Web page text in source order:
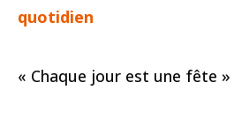
quotidien
« Chaque jour est une fête »